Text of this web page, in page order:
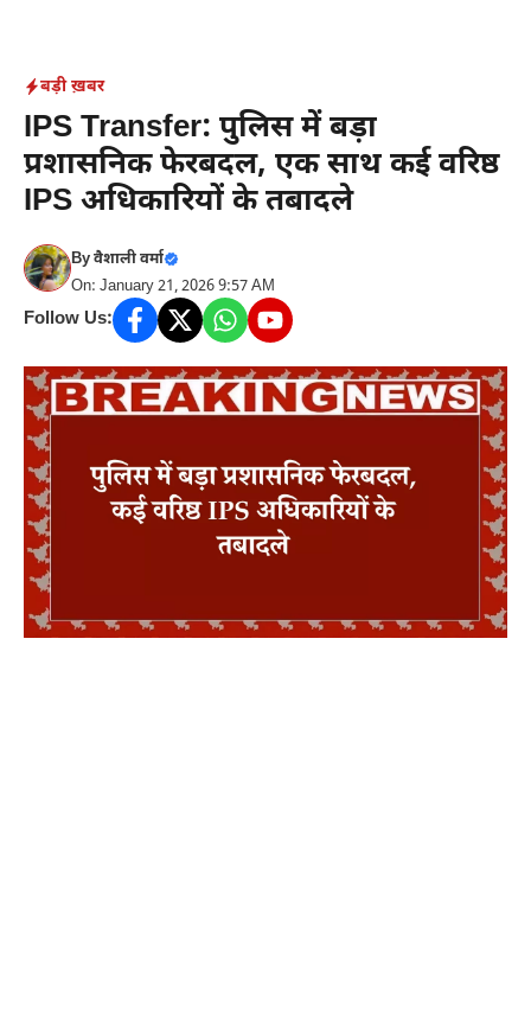
content
बड़ी ख़बर
IPS Transfer: पुलिस में बड़ा
प्रशासनिक फेरबदल, एक साथ कई वरिष्ठ
IPS अधिकारियों के तबादले
Byवैशाली वर्मा
On: January 21, 2026 9:57 AM
Follow Us: